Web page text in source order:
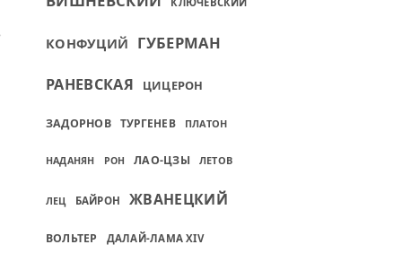
В РЕВМАТИЗМ И В НАСТОЯЩУЮ
КОНФУЦИЙ ГУБЕРМАН
РАНЕВСКАЯ ЦИЦЕРОН
ЗАДОРНОВ ТУРГЕНЕВ ПЛАТОН
НАДАНЯН РОН ЛАО-ЦЗЫ ЛЕТОВ
ЛЕЦ БАЙРОН ЖВАНЕЦКИЙ
ВОЛЬТЕР ДАЛАЙ-ЛАМА XIV